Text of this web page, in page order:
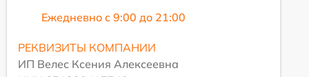
Ежедневно с 9:00 до 21:00
РЕКВИЗИТЫ КОМПАНИИ
ИП Велес Ксения Алексеевна